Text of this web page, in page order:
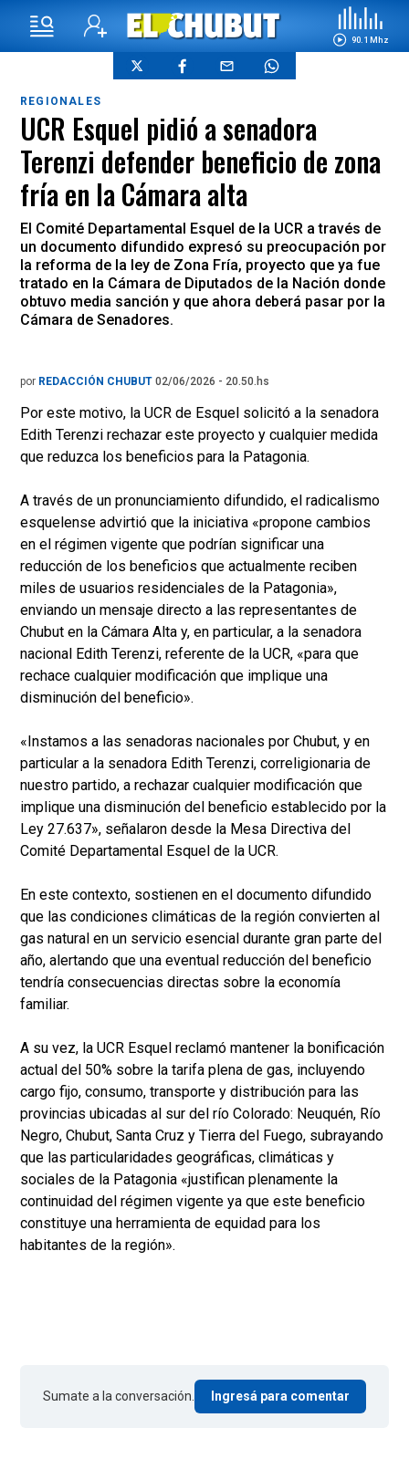
90.1 Mhz
REGIONALES
UCR Esquel pidió a senadora
Terenzi defender beneficio de zona
fría en la Cámara alta
El Comité Departamental Esquel de la UCR a través de
un documento difundido expresó su preocupación por
la reforma de la ley de Zona Fría, proyecto que ya fue
tratado en la Cámara de Diputados de la Nación donde
obtuvo media sanción y que ahora deberá pasar por la
Cámara de Senadores.
por REDACCIÓN CHUBUT 02/06/2026 - 20.50.hs
Por este motivo, la UCR de Esquel solicitó a la senadora
Edith Terenzi rechazar este proyecto y cualquier medida
que reduzca los beneficios para la Patagonia.
A través de un pronunciamiento difundido, el radicalismo
esquelense advirtió que la iniciativa «propone cambios
en el régimen vigente que podrían significar una
reducción de los beneficios que actualmente reciben
miles de usuarios residenciales de la Patagonia»,
enviando un mensaje directo a las representantes de
Chubut en la Cámara Alta y, en particular, a la senadora
nacional Edith Terenzi, referente de la UCR, «para que
rechace cualquier modificación que implique una
disminución del beneficio».
«Instamos a las senadoras nacionales por Chubut, y en
particular a la senadora Edith Terenzi, correligionaria de
nuestro partido, a rechazar cualquier modificación que
implique una disminución del beneficio establecido por la
Ley 27.637», señalaron desde la Mesa Directiva del
Comité Departamental Esquel de la UCR.
En este contexto, sostienen en el documento difundido
que las condiciones climáticas de la región convierten al
gas natural en un servicio esencial durante gran parte del
año, alertando que una eventual reducción del beneficio
tendría consecuencias directas sobre la economía
familiar.
A su vez, la UCR Esquel reclamó mantener la bonificación
actual del 50% sobre la tarifa plena de gas, incluyendo
cargo fijo, consumo, transporte y distribución para las
provincias ubicadas al sur del río Colorado: Neuquén, Río
Negro, Chubut, Santa Cruz y Tierra del Fuego, subrayando
que las particularidades geográficas, climáticas y
sociales de la Patagonia «justifican plenamente la
continuidad del régimen vigente ya que este beneficio
constituye una herramienta de equidad para los
habitantes de la región».
Sumate a la conversación. Ingresá para comentar